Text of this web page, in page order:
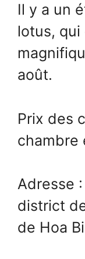
Il y a un
lotus,
août.
Prix des
chambre
Adresse
district
de Hoa